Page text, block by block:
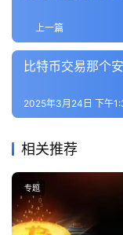
上一篇
比特币交易那个
2025年3月24日 下午
相关推荐
专题